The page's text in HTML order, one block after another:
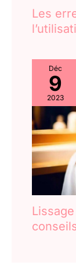
Les
Déc
9
2023